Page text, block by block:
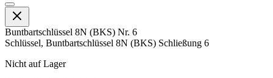
Buntbartschlüssel 8N (BKS) Nr. 6
Schlüssel, Buntbartschlüssel 8N (BKS) Schließung 6
Nicht auf Lager